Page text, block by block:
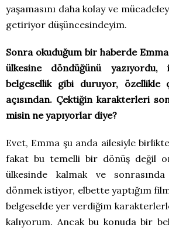
yaşamasını daha kolay ve
getiriyor düşüncesindeyim.
Sonra okuduğum bir haberde
ülkesine döndüğünü
belgesellik gibi duruyor, özellikle
açısından. Çektiğin karakterleri
misin ne yapıyorlar diye?
Evet, Emma şu anda ailesiyle
fakat bu temelli bir dönüş değil
ülkesinde kalmak ve
dönmek istiyor, elbette yaptığım
belgeselde yer verdiğim
kalıyorum. Ancak bu konuda bir